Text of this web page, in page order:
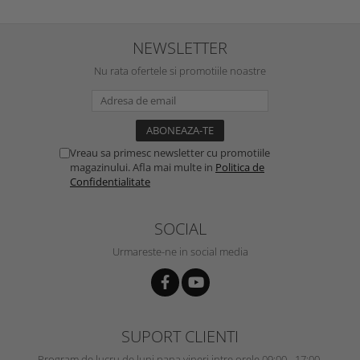
NEWSLETTER
Nu rata ofertele si promotiile noastre
Vreau sa primesc newsletter cu promotiile
magazinului. Afla mai multe in Politica de
Confidentialitate
SOCIAL
Urmareste-ne in social media
SUPORT CLIENTI